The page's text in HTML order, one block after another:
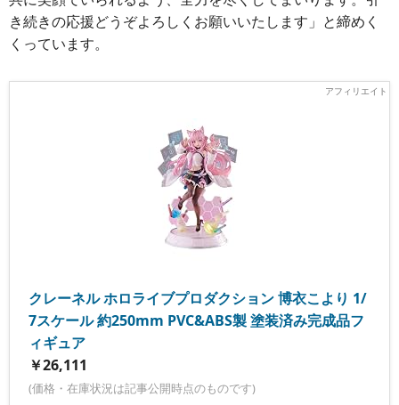
き続きの応援どうぞよろしくお願いいたします」と締めく
くっています。
クレーネル ホロライブプロダクション 博衣こより 1/
7スケール 約250mm PVC&ABS製 塗装済み完成品フ
ィギュア
￥26,111
(価格・在庫状況は記事公開時点のものです)